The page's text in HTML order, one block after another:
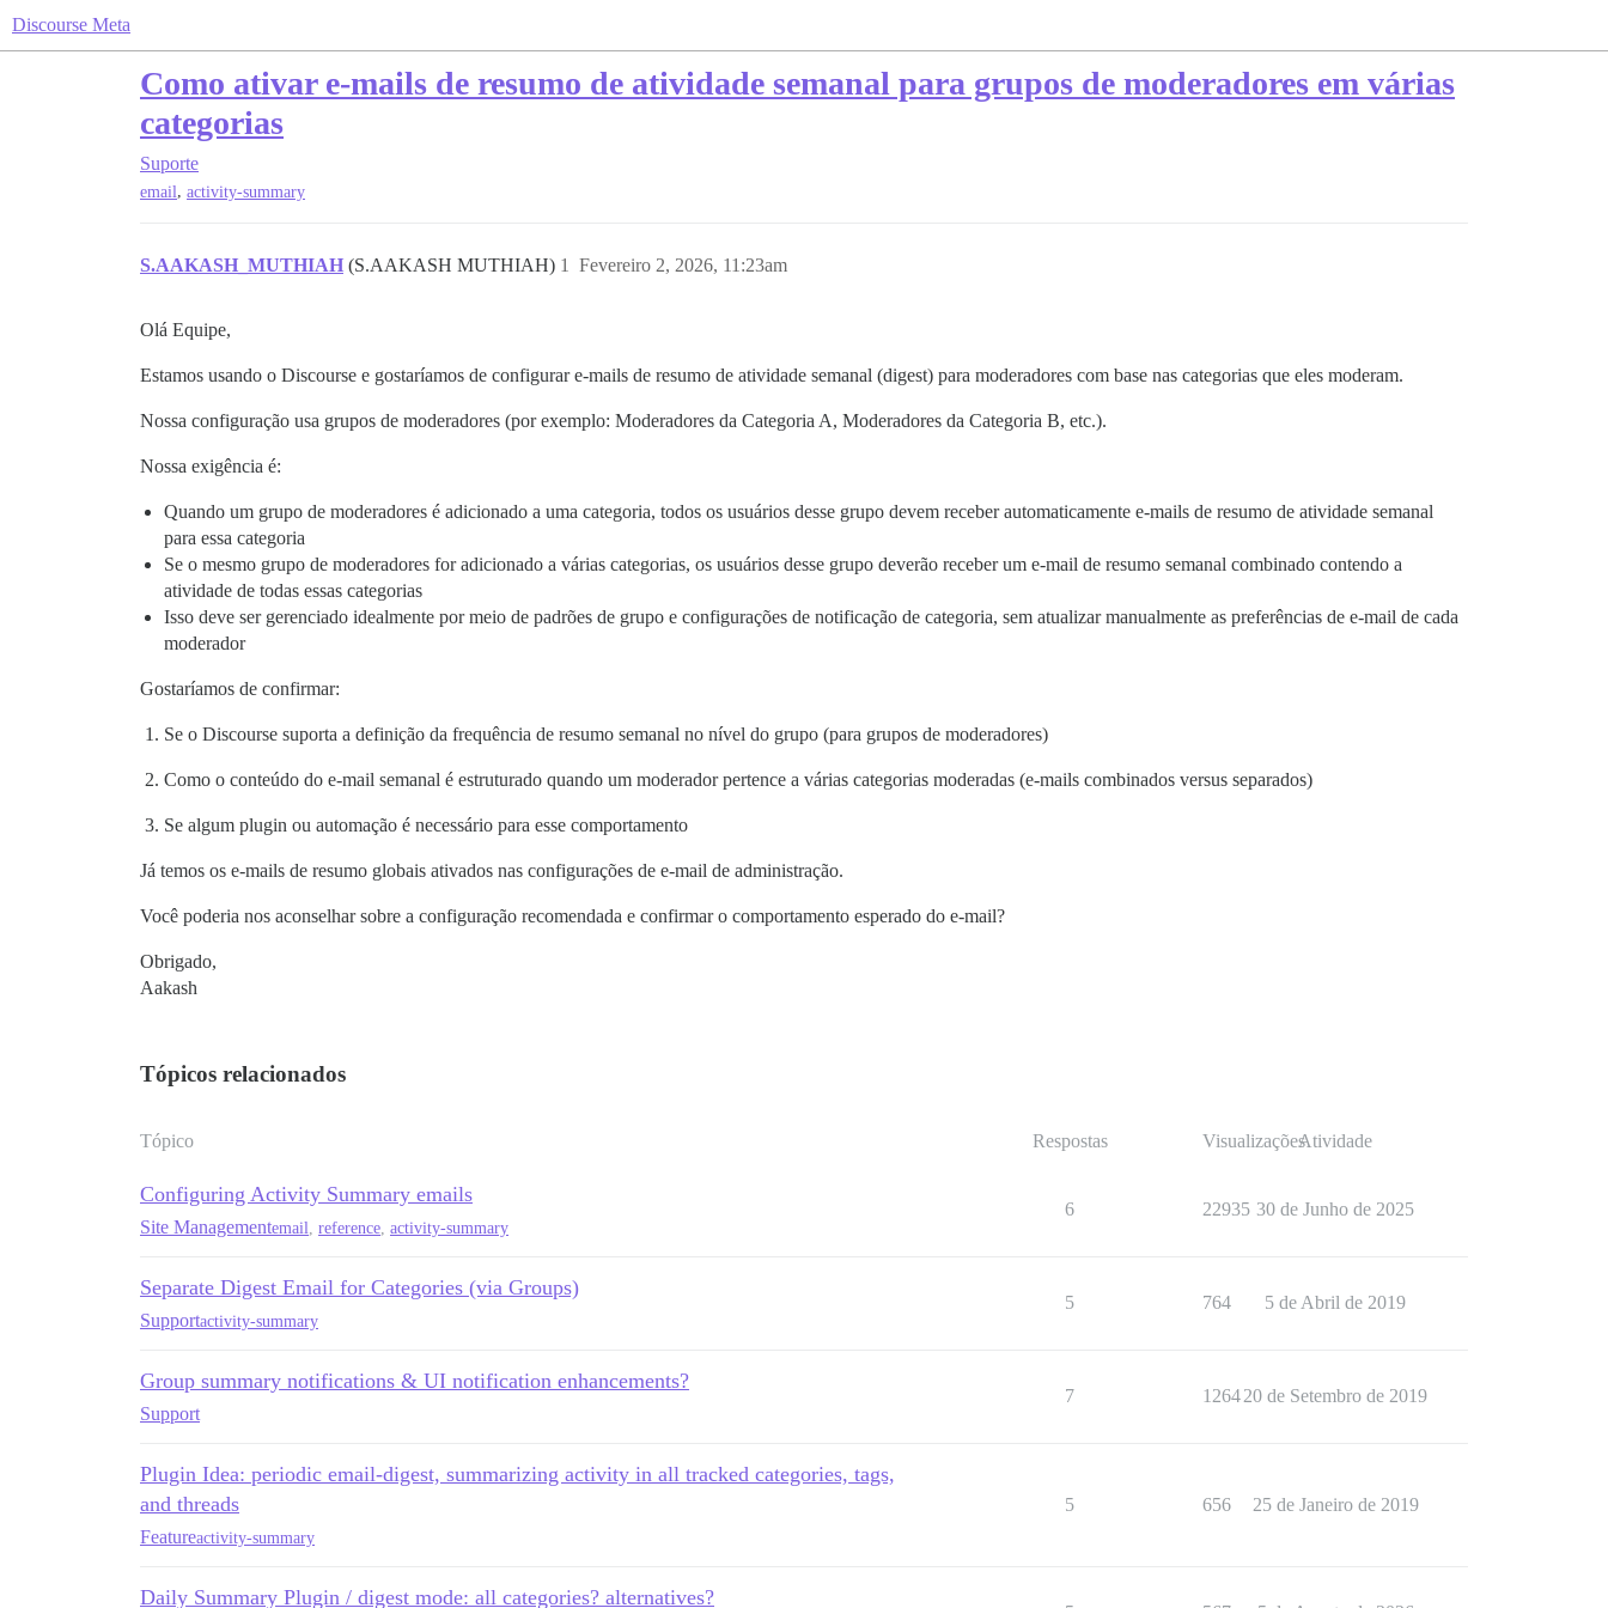
Discourse Meta
Como ativar e-mails de resumo de atividade semanal para grupos de moderadores em várias
categorias
Suporte
email, activity-summary
S.AAKASH_MUTHIAH (S.AAKASH MUTHIAH) Fevereiro 2, 2026, 11:23am
1
Olá Equipe,
Estamos usando o Discourse e gostaríamos de configurar e-mails de resumo de atividade semanal (digest) para moderadores com base nas categorias que eles moderam.
Nossa configuração usa grupos de moderadores (por exemplo: Moderadores da Categoria A, Moderadores da Categoria B, etc.).
Nossa exigência é:
Quando um grupo de moderadores é adicionado a uma categoria, todos os usuários desse grupo devem receber automaticamente e-mails de resumo de atividade semanal
para essa categoria
Se o mesmo grupo de moderadores for adicionado a várias categorias, os usuários desse grupo deverão receber um e-mail de resumo semanal combinado contendo a
atividade de todas essas categorias
Isso deve ser gerenciado idealmente por meio de padrões de grupo e configurações de notificação de categoria, sem atualizar manualmente as preferências de e-mail de cada
moderador
Gostaríamos de confirmar:
Se o Discourse suporta a definição da frequência de resumo semanal no nível do grupo (para grupos de moderadores)
Como o conteúdo do e-mail semanal é estruturado quando um moderador pertence a várias categorias moderadas (e-mails combinados versus separados)
Se algum plugin ou automação é necessário para esse comportamento
Já temos os e-mails de resumo globais ativados nas configurações de e-mail de administração.
Você poderia nos aconselhar sobre a configuração recomendada e confirmar o comportamento esperado do e-mail?
Obrigado,
Aakash
Tópicos relacionados
Tópico Respostas VisualizaçõesAtividade
Configuring Activity Summary emails
Site Managementemail reference activity-summary
6 22935 30 de Junho de 2025
Separate Digest Email for Categories (via Groups)
Supportactivity-summary
5 764 5 de Abril de 2019
Group summary notifications & UI notification enhancements?
Support
7 126420 de Setembro de 2019
Plugin Idea: periodic email-digest, summarizing activity in all tracked categories, tags,
and threads
Featureactivity-summary
5 656 25 de Janeiro de 2019
Daily Summary Plugin / digest mode: all categories? alternatives?